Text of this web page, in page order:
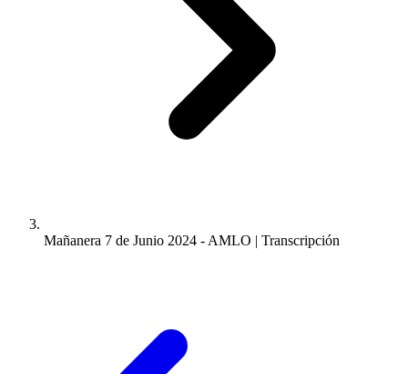
Mañanera 7 de Junio 2024 - AMLO | Transcripción